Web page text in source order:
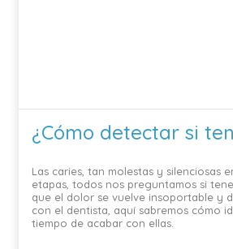
¿Cómo detectar si
Las caries, tan molestas y silenciosas
etapas, todos nos preguntamos si
que el dolor se vuelve insoportable y
con el dentista, aquí sabremos cómo
tiempo de acabar con ellas.